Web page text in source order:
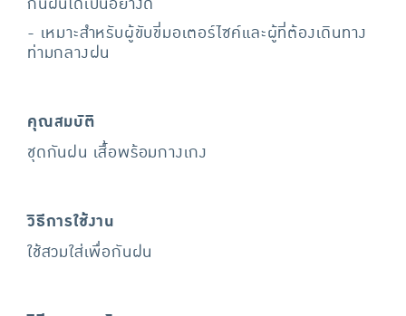
- เหมาะสำหรับผู้ขับขี่มอเตอร์ไซค์และผู้ที่ต้องเดินทาง
ท่ามกลางฝน
คุณสมบัติ
ชุดกันฝน เสื้อพร้อมกางเกง
วิธีการใช้งาน
ใช้สวมใส่เพื่อกันฝน